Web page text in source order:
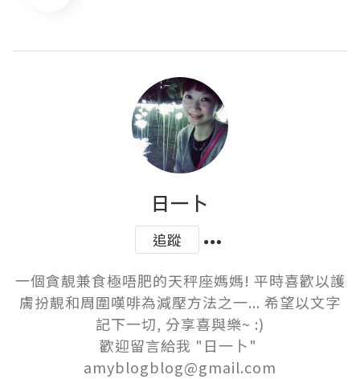
日一卜
追蹤
一個貪靚兼食極唔肥的天秤座媽媽! 平時喜歡以護
膚扮靚和周圍嘆啡為減壓方法之一... 希望以文字
記下一切, 分享喜與樂~ :)
歡迎留言給我 "日一卜"
amyblogblog@gmail.com